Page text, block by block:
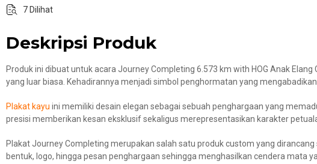
7 Dilihat
Deskripsi Produk
Produk ini dibuat untuk acara Journey Completing 6.573 km with HOG Anak
yang luar biasa. Kehadirannya menjadi simbol penghormatan yang
Plakat kayu ini memiliki desain elegan sebagai sebuah penghargaan yang
presisi memberikan kesan eksklusif sekaligus merepresentasikan karakter
Plakat Journey Completing merupakan salah satu produk custom yang
bentuk, logo, hingga pesan penghargaan sehingga menghasilkan cendera mata